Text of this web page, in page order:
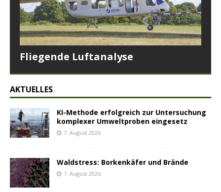
Fliegende Luftanalyse
AKTUELLES
KI-Methode erfolgreich zur Untersuchung
komplexer Umweltproben eingesetz
7. August 2026
Waldstress: Borkenkäfer und Brände
7. August 2026